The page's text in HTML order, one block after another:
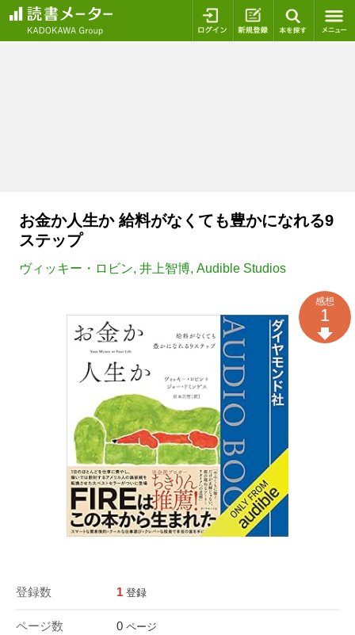
ログイン 新規登録
お金か人生か 給料がなくても豊かになれる9
ステップ
ヴィッキー・ロビン, 井上智博, Audible Studios
登録数 1 登録
ページ数 0 ページ
感想
1